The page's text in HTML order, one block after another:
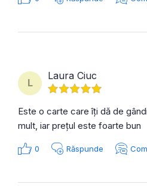
L
Laura Ciuc
Este o carte care îți dă de
mult, iar prețul este foarte bun
0 Răspunde